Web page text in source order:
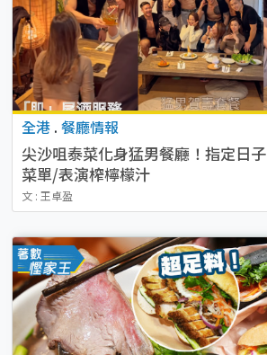
全港 . 餐廳情報
尖沙咀泰菜化身猛男餐廳！指定日
菜單/表演榨檸檬汁
文 : 王卓盈